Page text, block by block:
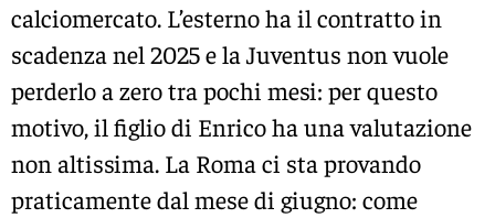
calciomercato. L’esterno ha il contratto in
scadenza nel 2025 e la Juventus non vuole
perderlo a zero tra pochi mesi: per questo
motivo, il figlio di Enrico ha una valutazione
non altissima. La Roma ci sta provando
praticamente dal mese di giugno: come